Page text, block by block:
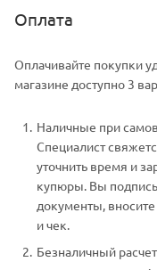
Оплата
Оплачивайте покупки
магазине доступно 3
Наличные при
Специалист
уточнить время и
купюры. Вы
документы,
и чек.
Безналичный